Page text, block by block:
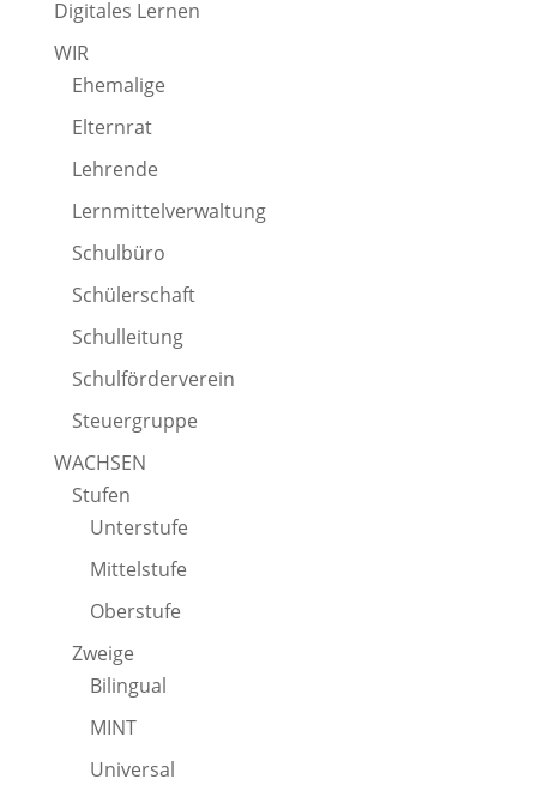
Digitales Lernen
WIR
Ehemalige
Elternrat
Lehrende
Lernmittelverwaltung
Schulbüro
Schülerschaft
Schulleitung
Schulförderverein
Steuergruppe
WACHSEN
Stufen
Unterstufe
Mittelstufe
Oberstufe
Zweige
Bilingual
MINT
Universal